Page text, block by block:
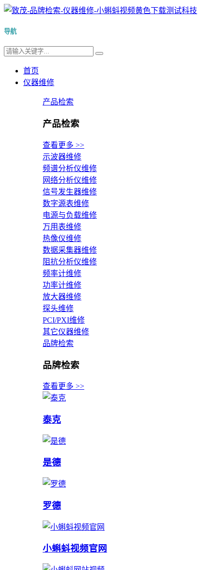
导航
首页
仪器维修
产品检索
产品检索
查看更多 >>
示波器维修
频谱分析仪维修
网络分析仪维修
信号发生器维修
数字源表维修
电源与负载维修
万用表维修
热像仪维修
数据采集器维修
阻抗分析仪维修
频率计维修
功率计维修
放大器维修
探头维修
PCI/PXI维修
其它仪器维修
品牌检索
品牌检索
查看更多 >>
泰克
是德
罗德
小蝌蚪视频官网